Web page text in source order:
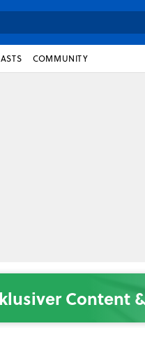
COMMUNITY
Content